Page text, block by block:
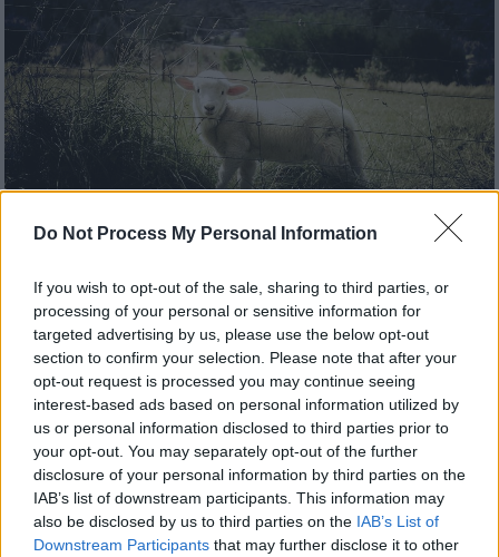
Do Not Process My Personal Information
If you wish to opt-out of the sale, sharing to third parties, or
processing of your personal or sensitive information for
targeted advertising by us, please use the below opt-out
section to confirm your selection. Please note that after your
opt-out request is processed you may continue seeing
interest-based ads based on personal information utilized by
us or personal information disclosed to third parties prior to
your opt-out. You may separately opt-out of the further
disclosure of your personal information by third parties on the
IAB’s list of downstream participants. This information may
also be disclosed by us to third parties on the IAB’s List of
Downstream Participants that may further disclose it to other
Προσθέστε το ΕΘΝΟΣ στη Google
Μπορεί να έχει τύχει να ακούσετε - ειδικά
όσοι είστε από χωριό - για εμπόριο
αιγοπροβάτων, σίγουρα όμως δεν θα
μπορούσατε ποτέ να φανταστείτε ότι ένα
πρόβατο αξίζει πολλές εκατοντάδες
χιλιάδες ευρώ. Να που η πραγματικότητα